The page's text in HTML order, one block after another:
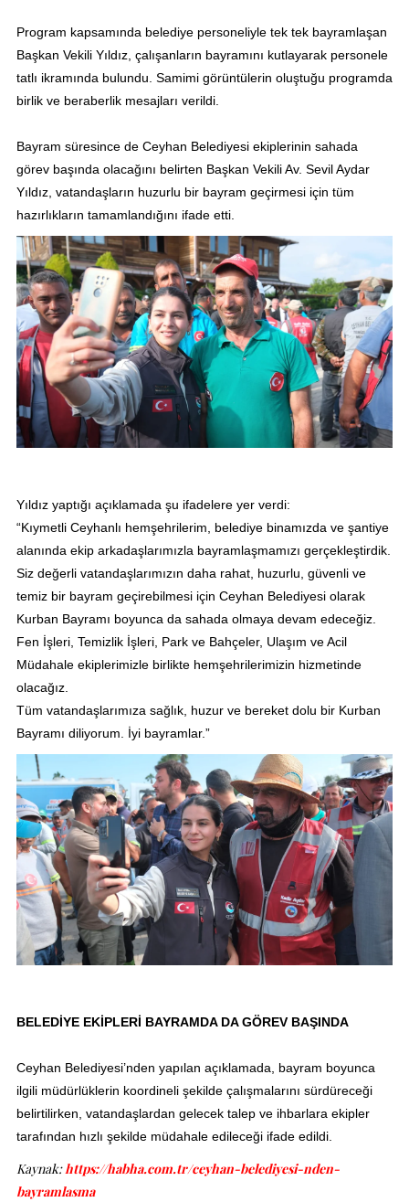
Program kapsamında belediye personeliyle tek tek bayramlaşan
Başkan Vekili Yıldız, çalışanların bayramını kutlayarak personele
tatlı ikramında bulundu. Samimi görüntülerin oluştuğu programda
birlik ve beraberlik mesajları verildi.
Bayram süresince de Ceyhan Belediyesi ekiplerinin sahada
görev başında olacağını belirten Başkan Vekili Av. Sevil Aydar
Yıldız, vatandaşların huzurlu bir bayram geçirmesi için tüm
hazırlıkların tamamlandığını ifade etti.
Yıldız yaptığı açıklamada şu ifadelere yer verdi:
“Kıymetli Ceyhanlı hemşehrilerim, belediye binamızda ve şantiye
alanında ekip arkadaşlarımızla bayramlaşmamızı gerçekleştirdik.
Siz değerli vatandaşlarımızın daha rahat, huzurlu, güvenli ve
temiz bir bayram geçirebilmesi için Ceyhan Belediyesi olarak
Kurban Bayramı boyunca da sahada olmaya devam edeceğiz.
Fen İşleri, Temizlik İşleri, Park ve Bahçeler, Ulaşım ve Acil
Müdahale ekiplerimizle birlikte hemşehrilerimizin hizmetinde
olacağız.
Tüm vatandaşlarımıza sağlık, huzur ve bereket dolu bir Kurban
Bayramı diliyorum. İyi bayramlar.”
BELEDİYE EKİPLERİ BAYRAMDA DA GÖREV BAŞINDA
Ceyhan Belediyesi’nden yapılan açıklamada, bayram boyunca
ilgili müdürlüklerin koordineli şekilde çalışmalarını sürdüreceği
belirtilirken, vatandaşlardan gelecek talep ve ihbarlara ekipler
tarafından hızlı şekilde müdahale edileceği ifade edildi.
Kaynak:https://habha.com.tr/ceyhan-belediyesi-nden-
bayramlasma